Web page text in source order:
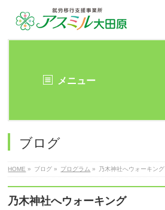
メニュー
ブログ
HOME » ブログ » プログラム » 乃木神社へウォーキング
乃木神社へウォーキング